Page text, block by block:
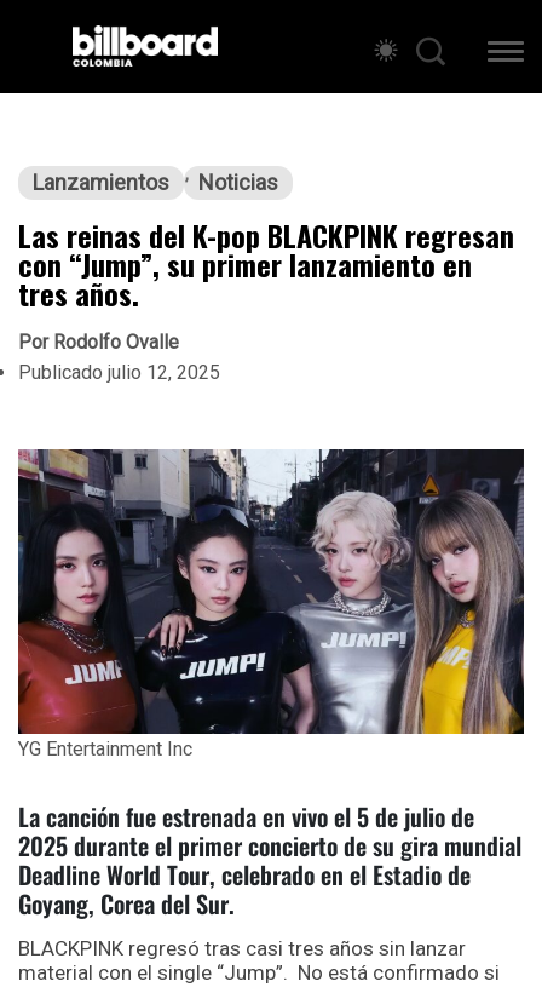
Lanzamientos Noticias
Las reinas del K-pop BLACKPINK regresan
con “Jump”, su primer lanzamiento en
tres años.
PorRodolfo Ovalle
Publicado julio 12, 2025
YG Entertainment Inc
La canción fue estrenada en vivo el 5 de julio de
2025 durante el primer concierto de su gira mundial
Deadline World Tour, celebrado en el Estadio de
Goyang, Corea del Sur.
BLACKPINK regresó tras casi tres años sin lanzar
material con el single “Jump”. No está confirmado si